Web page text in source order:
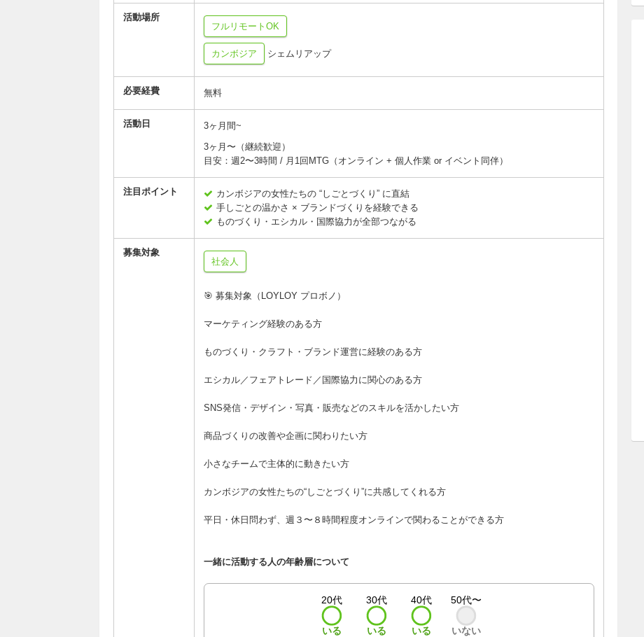
活動場所
フルリモートOK
カンボジア シェムリアップ
必要経費 無料
活動日
3ヶ月間~
3ヶ月〜（継続歓迎）
目安：週2〜3時間 / 月1回MTG（オンライン + 個人作業 or イベント同伴）
注目ポイント
カンボジアの女性たちの “しごとづくり” に直結
手しごとの温かさ × ブランドづくりを経験できる
ものづくり・エシカル・国際協力が全部つながる
募集対象
社会人
🎯 募集対象（LOYLOY プロボノ）
マーケティング経験のある方
ものづくり・クラフト・ブランド運営に経験のある方
エシカル／フェアトレード／国際協力に関心のある方
SNS発信・デザイン・写真・販売などのスキルを活かしたい方
商品づくりの改善や企画に関わりたい方
小さなチームで主体的に動きたい方
カンボジアの女性たちの“しごとづくり”に共感してくれる方
平日・休日問わず、週３〜８時間程度オンラインで関わることができる方
一緒に活動する人の年齢層について
20代
いる
30代
いる
40代
いる
50代〜
いない